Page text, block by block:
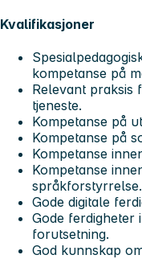
Kvalifikasjoner
kompetanse på
Relevant praksis
tjeneste.
Kompetanse på
Kompetanse på
Kompetanse
Kompetanse
språkforstyrrelse.
Gode digitale
Gode ferdigheter
forutsetning.
God kunnskap